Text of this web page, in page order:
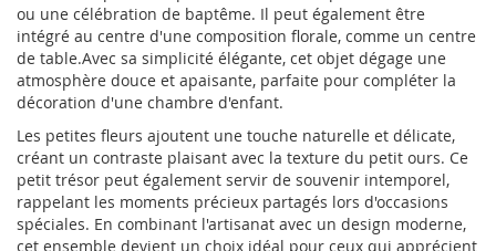
ou une célébration de baptême. Il peut également être
intégré au centre d'une composition florale, comme un centre
de table.Avec sa simplicité élégante, cet objet dégage une
atmosphère douce et apaisante, parfaite pour compléter la
décoration d'une chambre d'enfant.
Les petites fleurs ajoutent une touche naturelle et délicate,
créant un contraste plaisant avec la texture du petit ours. Ce
petit trésor peut également servir de souvenir intemporel,
rappelant les moments précieux partagés lors d'occasions
spéciales. En combinant l'artisanat avec un design moderne,
cet ensemble devient un choix idéal pour ceux qui apprécient